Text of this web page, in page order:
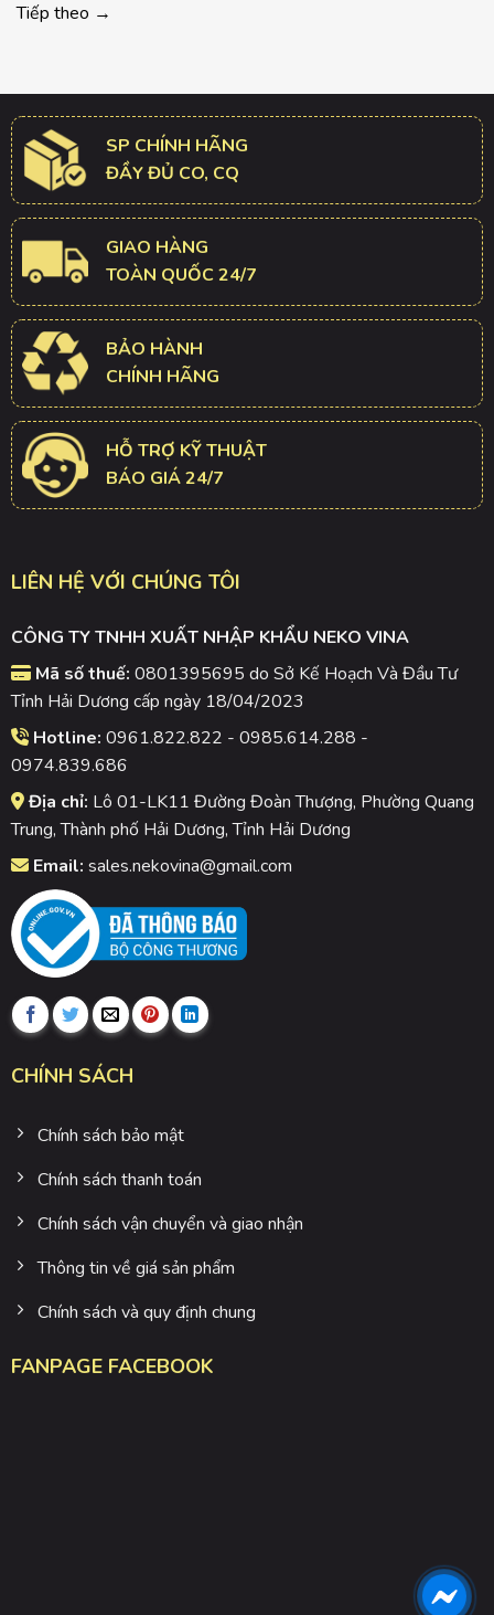
Tiếp theo →
SP CHÍNH HÃNG
ĐẦY ĐỦ CO, CQ
GIAO HÀNG
TOÀN QUỐC 24/7
BẢO HÀNH
CHÍNH HÃNG
HỖ TRỢ KỸ THUẬT
BÁO GIÁ 24/7
LIÊN HỆ VỚI CHÚNG TÔI
CÔNG TY TNHH XUẤT NHẬP KHẨU NEKO VINA
Mã số thuế: 0801395695 do Sở Kế Hoạch Và Đầu Tư
Tỉnh Hải Dương cấp ngày 18/04/2023
Hotline: 0961.822.822 - 0985.614.288 -
0974.839.686
Địa chỉ: Lô 01-LK11 Đường Đoàn Thượng, Phường Quang
Trung, Thành phố Hải Dương, Tỉnh Hải Dương
Email: sales.nekovina@gmail.com
CHÍNH SÁCH
Chính sách bảo mật
Chính sách thanh toán
Chính sách vận chuyển và giao nhận
Thông tin về giá sản phẩm
Chính sách và quy định chung
FANPAGE FACEBOOK